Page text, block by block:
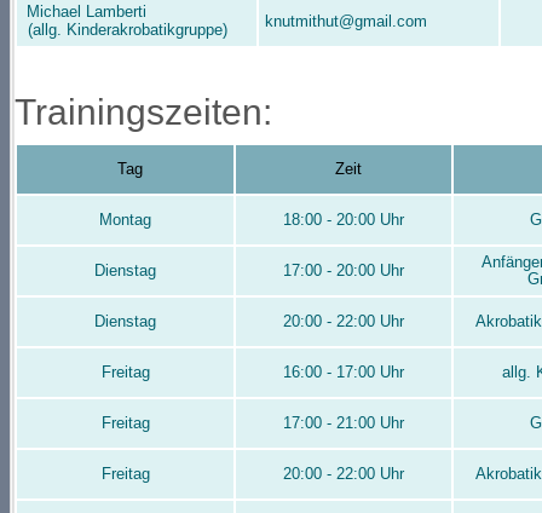
Michael Lamberti
(allg. Kinderakrobatikgruppe)
knutmithut@gmail.com
Trainingszeiten:
Tag Zeit
Montag 18:00 - 20:00 Uhr
Dienstag 17:00 - 20:00 Uhr
Dienstag 20:00 - 22:00 Uhr
Freitag 16:00 - 17:00 Uhr allg.
Freitag 17:00 - 21:00 Uhr
Freitag 20:00 - 22:00 Uhr